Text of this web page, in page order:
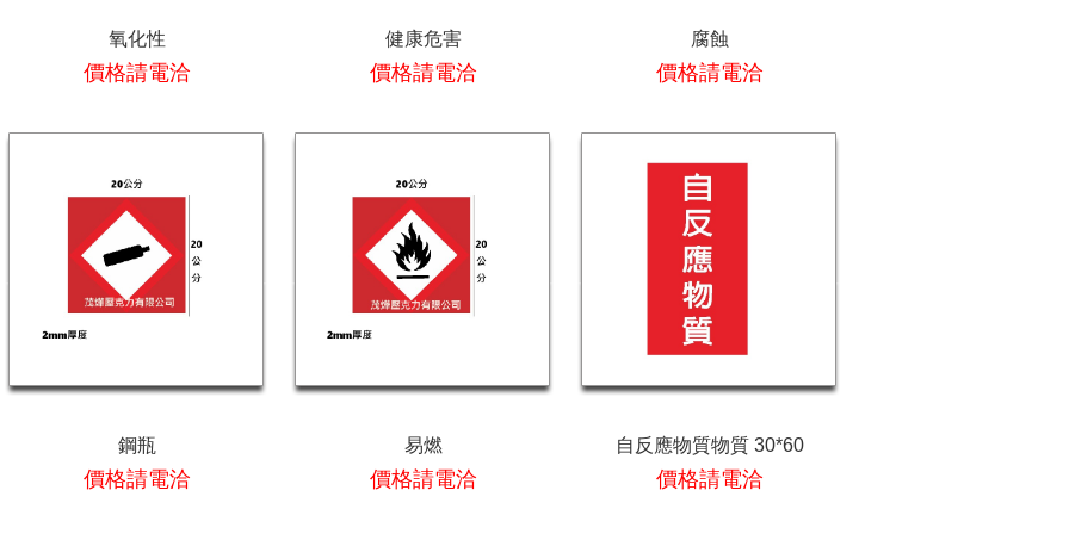
氧化性
價格請電洽
健康危害
價格請電洽
腐蝕
價格請電洽
鋼瓶
價格請電洽
易燃
價格請電洽
自反應物質物質 30*60
價格請電洽